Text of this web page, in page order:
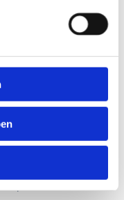
und fachlich fundiert
Austausch sind für
möchten oder
Kontakt zu uns
persönlich.